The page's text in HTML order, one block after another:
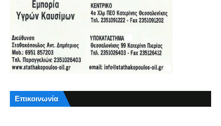
Επικοινωνία